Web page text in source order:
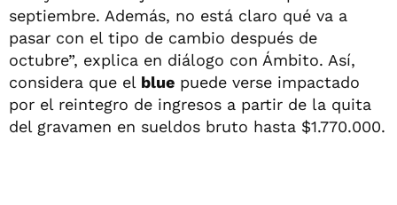
septiembre. Además, no está claro qué va a
pasar con el tipo de cambio después de
octubre”, explica en diálogo con Ámbito. Así,
considera que el blue puede verse impactado
por el reintegro de ingresos a partir de la quita
del gravamen en sueldos bruto hasta $1.770.000.